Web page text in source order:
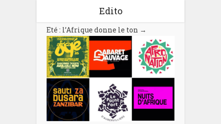
Edito
Eté : l’Afrique donne le ton →